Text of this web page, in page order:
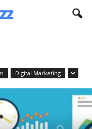
Digital Marketing